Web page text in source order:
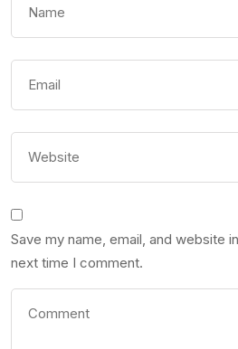
Save my name, email, and website
next time I comment.